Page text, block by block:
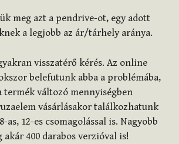
meg azt a pendrive-ot, egy adott
a legjobb az ár/tárhely aránya.
visszatérő kérés. Az online
belefutunk abba a problémába,
termék változó mennyiségben
vásárlásakor találkozhatunk
as, 12-es csomagolással is. Nagyobb
400 darabos verzióval is!